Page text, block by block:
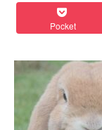
Pocket